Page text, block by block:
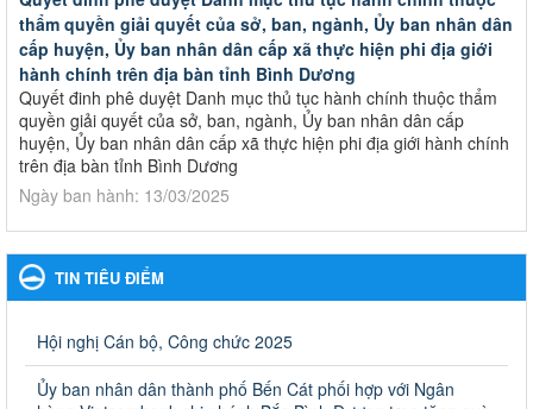
thẩm quyền giải quyết của sở, ban, ngành, Ủy ban nhân dân
cấp huyện, Ủy ban nhân dân cấp xã thực hiện phi địa giới
hành chính trên địa bàn tỉnh Bình Dương
Quyết đinh phê duyệt Danh mục thủ tục hành chính thuộc thẩm
quyền giải quyết của sở, ban, ngành, Ủy ban nhân dân cấp
huyện, Ủy ban nhân dân cấp xã thực hiện phi địa giới hành chính
trên địa bàn tỉnh Bình Dương
Ngày ban hành: 13/03/2025
Kế hoạch Phổ biến, giáo dục pháp luật năm 2025 của ngành
Giáo dục và Đào tạo thành phố Bến Cát
Kế hoạch Phổ biến, giáo dục pháp luật năm 2025 của ngành
Ngày ban hành: 28/02/2025
Quyết định công bố thủ tục hành chính bị bãi bỏ trong lĩnh
TIN TIÊU ĐIỂM
Hội nghị Cán bộ, Công chức 2025
Ủy ban nhân dân thành phố Bến Cát phối hợp với Ngân